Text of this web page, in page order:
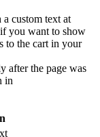
custom text at
you want to show
to the cart in your
after the page was
in